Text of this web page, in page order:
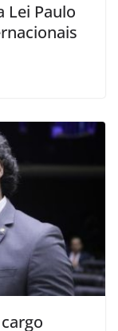
Lei Paulo